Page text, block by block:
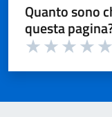
Quanto sono
questa